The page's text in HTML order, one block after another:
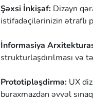
Şəxsi İnkişaf: Dizayn
istifadəçilərinizin ətraflı
İnformasiya
strukturlaşdırılması və
Prototipləşdirmə: UX
buraxmazdan əvvəl